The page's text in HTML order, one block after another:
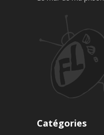
Catégories